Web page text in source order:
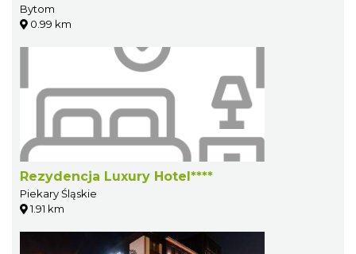
Bytom
0.99 km
Rezydencja Luxury Hotel****
Piekary Śląskie
1.91 km